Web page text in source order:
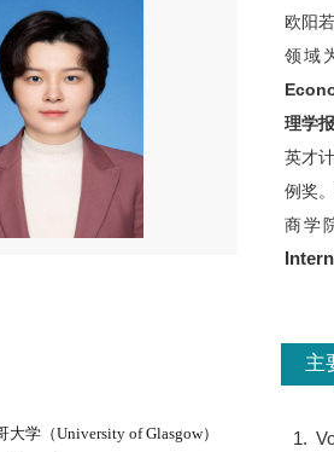
大学（University of Glasgow）
欧阳
领域
理学报
英才
例奖
商学
主
1.